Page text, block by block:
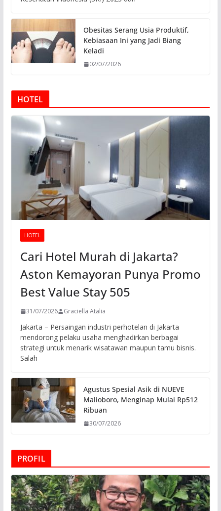
Obesitas Serang Usia Produktif,
Kebiasaan Ini yang Jadi Biang
Keladi
02/07/2026
HOTEL
HOTEL
Cari Hotel Murah di Jakarta?
Aston Kemayoran Punya Promo
Best Value Stay 505
31/07/2026 Graciella Atalia
Jakarta – Persaingan industri perhotelan di Jakarta
mendorong pelaku usaha menghadirkan berbagai
strategi untuk menarik wisatawan maupun tamu bisnis.
Salah
Agustus Spesial Asik di NUEVE
Malioboro, Menginap Mulai Rp512
Ribuan
30/07/2026
PROFIL